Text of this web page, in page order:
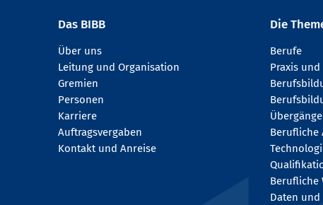
Das BIBB
Über uns
Leitung und Organisation
Gremien
Personen
Karriere
Auftragsvergaben
Kontakt und Anreise
Die
Berufe
Praxis
Berufliche
Berufliche
Daten